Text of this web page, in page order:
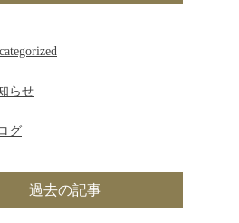
らせ
グ
過去の記事